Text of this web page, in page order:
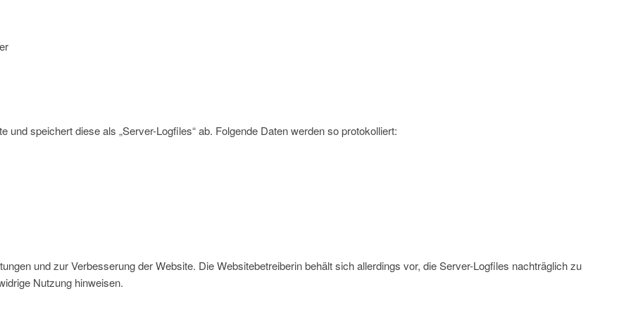
und speichert diese als „Server-Logfiles“ ab. Folgende Daten werden so protokolliert:
und zur Verbesserung der Website. Die Websitebetreiberin behält sich allerdings vor, die Server-Logfiles nachträglich zu
Nutzung hinweisen.